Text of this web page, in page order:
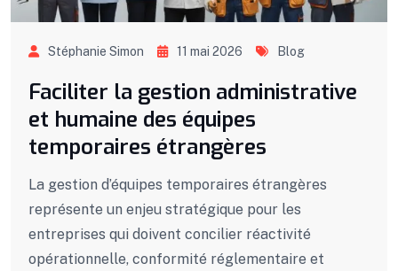
Stéphanie Simon 11 mai 2026 Blog
Faciliter la gestion administrative
et humaine des équipes
temporaires étrangères
La gestion d’équipes temporaires étrangères
représente un enjeu stratégique pour les
entreprises qui doivent concilier réactivité
opérationnelle, conformité réglementaire et